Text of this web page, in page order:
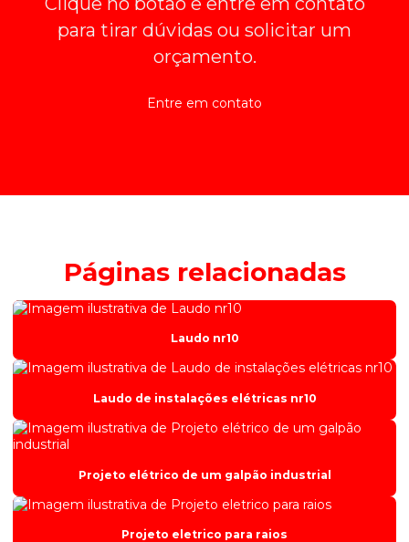
para tirar dúvidas ou solicitar um
orçamento.
Entre em contato
Páginas relacionadas
Laudo nr10
Laudo de instalações elétricas nr10
Projeto elétrico de um galpão industrial
Projeto eletrico para raios